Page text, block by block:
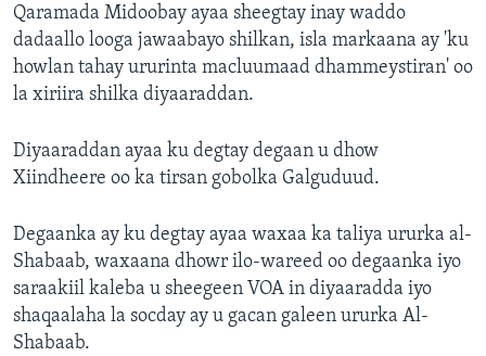
Qaramada Midoobay ayaa sheegtay inay waddo
dadaallo looga jawaabayo shilkan, isla markaana ay 'ku
howlan tahay ururinta macluumaad dhammeystiran' oo
la xiriira shilka diyaaraddan.
Diyaaraddan ayaa ku degtay degaan u dhow
Xiindheere oo ka tirsan gobolka Galguduud.
Degaanka ay ku degtay ayaa waxaa ka taliya ururka al-
Shabaab, waxaana dhowr ilo-wareed oo degaanka iyo
saraakiil kaleba u sheegeen VOA in diyaaradda iyo
shaqaalaha la socday ay u gacan galeen ururka Al-
Shabaab.